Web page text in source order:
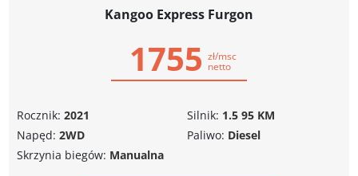
Kangoo Express Furgon
1755 zł/msc
netto
Rocznik: 2021
Napęd: 2WD
Silnik: 1.5 95 KM
Paliwo: Diesel
Skrzynia biegów: Manualna